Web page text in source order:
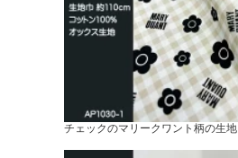
チェックのマリークワント柄の生地